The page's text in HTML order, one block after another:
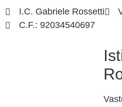
I.C. Gabriele Rossetti
C.F.: 92034540697